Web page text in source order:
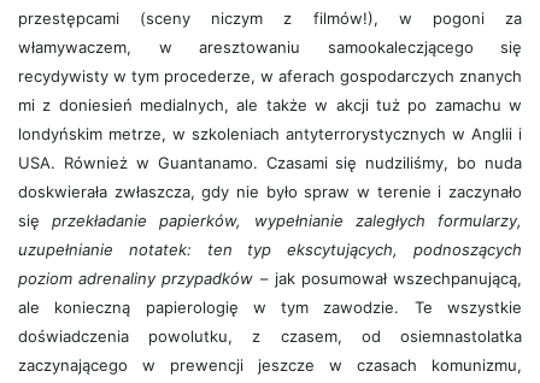
przestępcami (sceny niczym z filmów!), w pogoni za
włamywaczem, w aresztowaniu samookaleczjącego się
recydywisty w tym procederze, w aferach gospodarczych znanych
mi z doniesień medialnych, ale także w akcji tuż po zamachu w
londyńskim metrze, w szkoleniach antyterrorystycznych w Anglii i
USA. Również w Guantanamo. Czasami się nudziliśmy, bo nuda
doskwierała zwłaszcza, gdy nie było spraw w terenie i zaczynało
sięprzekładanie papierków, wypełnianie zaległych formularzy,
uzupełnianie notatek: ten typ ekscytujących, podnoszących
poziom adrenaliny przypadków – jak posumował wszechpanującą,
ale konieczną papierologię w tym zawodzie. Te wszystkie
doświadczenia powolutku, z czasem, od osiemnastolatka
zaczynającego w prewencji jeszcze w czasach komunizmu,